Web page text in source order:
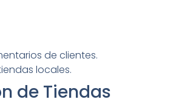
de clientes.
locales.
de Tiendas